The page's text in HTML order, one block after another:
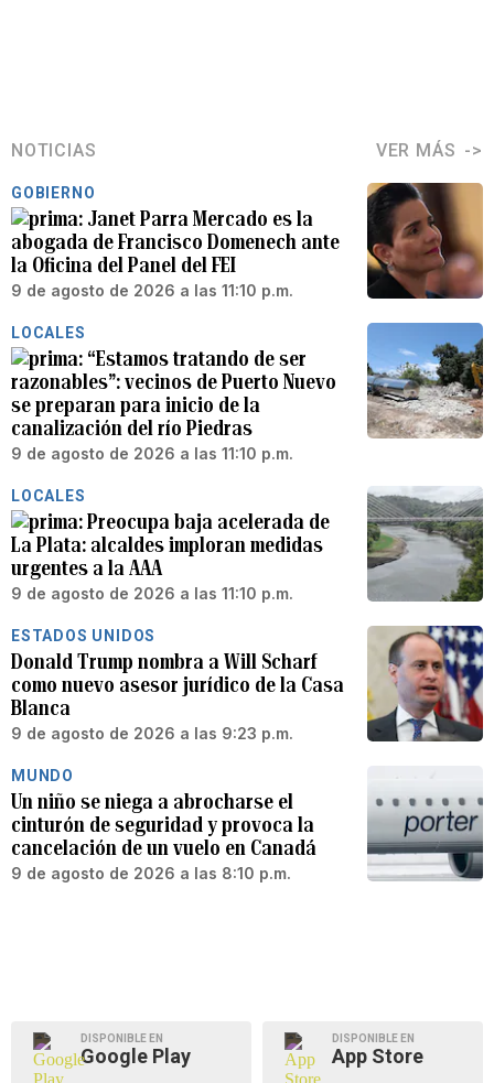
NOTICIAS VER MÁS
GOBIERNO
Janet Parra Mercado es la
abogada de Francisco Domenech ante
la Oficina del Panel del FEI
9 de agosto de 2026 a las 11:10 p.m.
LOCALES
“Estamos tratando de ser
razonables”: vecinos de Puerto Nuevo
se preparan para inicio de la
canalización del río Piedras
9 de agosto de 2026 a las 11:10 p.m.
LOCALES
Preocupa baja acelerada de
La Plata: alcaldes imploran medidas
urgentes a la AAA
9 de agosto de 2026 a las 11:10 p.m.
ESTADOS UNIDOS
Donald Trump nombra a Will Scharf
como nuevo asesor jurídico de la Casa
Blanca
9 de agosto de 2026 a las 9:23 p.m.
MUNDO
Un niño se niega a abrocharse el
cinturón de seguridad y provoca la
cancelación de un vuelo en Canadá
9 de agosto de 2026 a las 8:10 p.m.
DISPONIBLE EN
Google Play
DISPONIBLE EN
App Store